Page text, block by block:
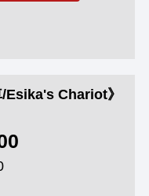
/Esika's Chariot》